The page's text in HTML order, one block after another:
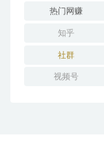
热门网赚
知乎
社群
视频号